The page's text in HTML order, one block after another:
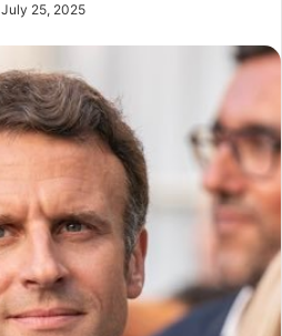
July 25, 2025